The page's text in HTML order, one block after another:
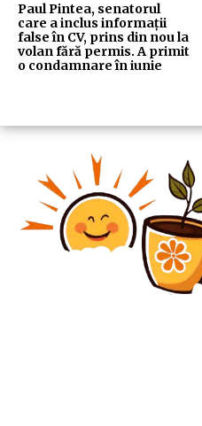
Paul Pintea, senatorul
care a inclus informații
false în CV, prins din nou la
volan fără permis. A primit
o condamnare în iunie